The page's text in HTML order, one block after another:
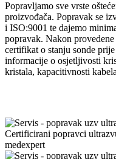
Popravljamo sve vrste
proizvođača. Popravak se
i ISO:9001 te dajemo
popravak. Nakon
certifikat o stanju sonde
informacije o osjetljivosti
kristala, kapacitivnosti